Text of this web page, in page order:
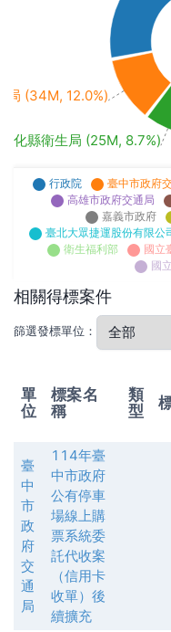
局 (34M, 12.0%)
彰化縣衛生局 (25M, 8.7%)
行政院 臺中市政府
高雄市政府交通局
嘉義市政府
臺北大眾捷運股份有限公
衛生福利部
國立
國
相關得標案件
篩選發標單位：
單
位
標案名
稱
類
型
臺
中
市
政
府
交
通
局
114年臺
中市政府
公有停車
場線上購
票系統委
託代收案
（信用卡
收單）後
續擴充